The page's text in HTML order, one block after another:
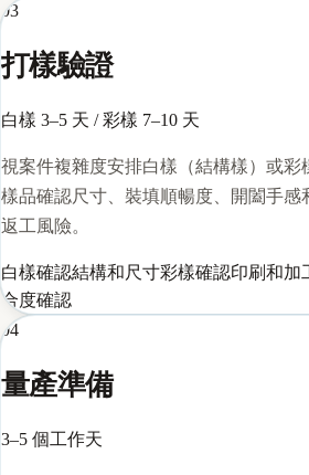
03
打樣驗證
白樣 3–5 天 / 彩樣 7–10 天
視案件複雜度安排白樣（結構樣）或彩
樣品確認尺寸、裝填順暢度、開闔手感
返工風險。
白樣確認結構和尺寸彩樣確認印刷和加
合度確認
04
量產準備
3–5 個工作天